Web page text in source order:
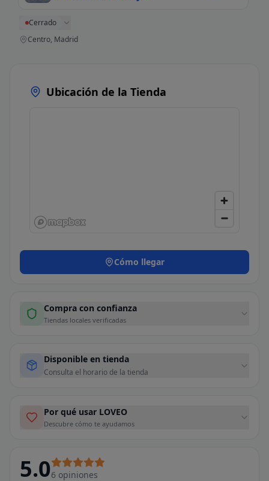
Cerrado
Centro, Madrid
Ubicación de la Tienda
Cómo llegar
Compra con confianza
Tiendas locales verificadas
Disponible en tienda
Consulta el horario de la tienda
Por qué usar LOVEO
Descubre cómo te ayudamos
5.06 opiniones